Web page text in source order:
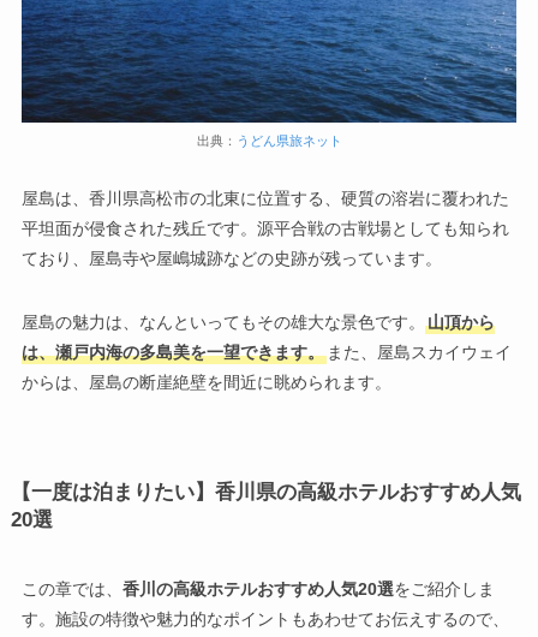
出典： うどん県旅ネット
屋島は、香川県高松市の北東に位置する、硬質の溶岩に覆われた
平坦面が侵食された残丘です。源平合戦の古戦場としても知られ
ており、屋島寺や屋嶋城跡などの史跡が残っています。
屋島の魅力は、なんといってもその雄大な景色です。
山頂から
は、瀬戸内海の多島美を一望できます。また、屋島スカイウェイ
からは、屋島の断崖絶壁を間近に眺められます。
【一度は泊まりたい】香川県の高級ホテルおすすめ人気
20選
この章では、 香川の高級ホテルおすすめ人気20選をご紹介しま
す。施設の特徴や魅力的なポイントもあわせてお伝えするので、